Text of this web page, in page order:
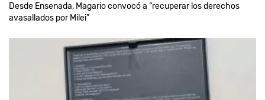
Desde Ensenada, Magario convocó a “recuperar los derechos
avasallados por Milei”